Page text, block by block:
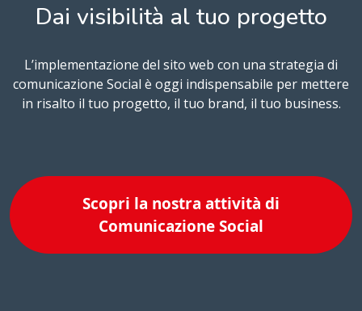
Dai visibilità al tuo progetto
L’implementazione del sito web con una strategia di
comunicazione Social è oggi indispensabile per mettere
in risalto il tuo progetto, il tuo brand, il tuo business.
Scopri la nostra attività di
Comunicazione Social